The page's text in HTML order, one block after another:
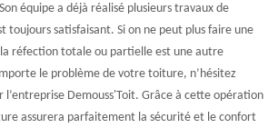
équipe a déjà réalisé plusieurs travaux de
satisfaisant. Si on ne peut plus faire une
réfection totale ou partielle est une autre
le problème de votre toiture, n’hésitez
Demouss'Toit. Grâce à cette opération
assurera parfaitement la sécurité et le confort